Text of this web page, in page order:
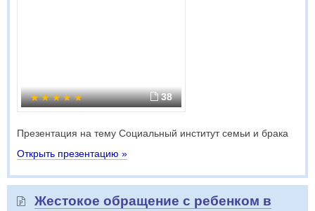
38
Презентация на тему Социальный институт семьи и брака
Открыть презентацию »
Жестокое обращение с ребенком в